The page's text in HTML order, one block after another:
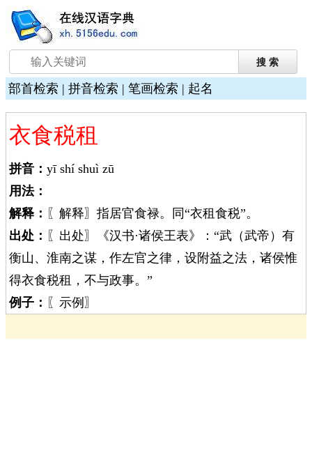
部首检索 | 拼音检索 | 笔画检索 | 起名
衣食税租
拼音： yī shí shuì zū
用法：
解释： 〖解释〗指居官食禄。同“衣租食税”。
出处： 〖出处〗《汉书·诸侯王表》：“武（武帝）有
衡山、淮南之谋，作左官之律，设附益之法，诸侯惟
得衣食税租，不与政事。”
例子： 〖示例〗